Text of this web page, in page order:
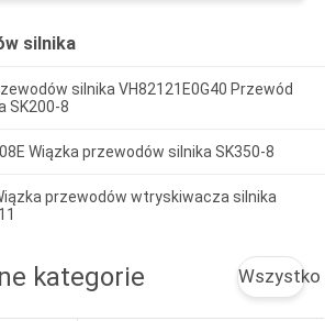
silnika
silnika VH82121E0G40 Przewód
SK200-8
Wiązka przewodów silnika SK350-8
przewodów wtryskiwacza silnika
kategorie Wszystko